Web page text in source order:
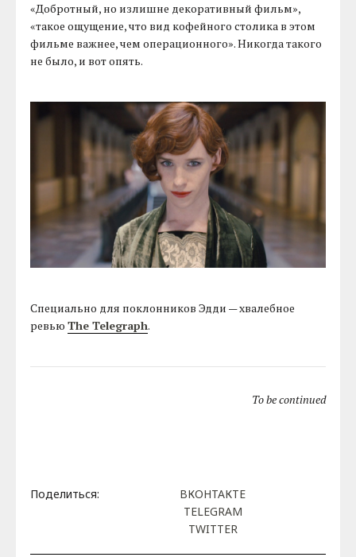
«Добротный, но излишне декоративный фильм»,
«такое ощущение, что вид кофейного столика в этом
фильме важнее, чем операционного». Никогда такого
не было, и вот опять.
Специально для поклонников Эдди — хвалебное
ревьюThe Telegraph.
To be continued
Поделиться:
ВКОНТАКТЕ
TELEGRAM
TWITTER